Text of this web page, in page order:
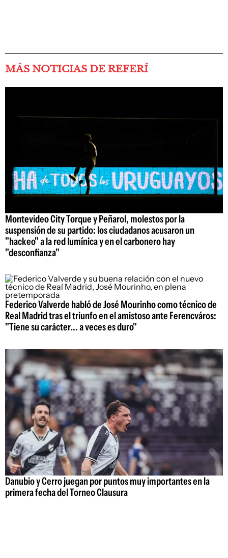
MÁS NOTICIAS DE REFERÍ
Montevideo City Torque y Peñarol, molestos por la
suspensión de su partido: los ciudadanos acusaron un
"hackeo" a la red lumínica y en el carbonero hay
"desconfianza"
Federico Valverde habló de José Mourinho como técnico de
Real Madrid tras el triunfo en el amistoso ante Ferencváros:
"Tiene su carácter... a veces es duro"
Danubio y Cerro juegan por puntos muy importantes en la
primera fecha del Torneo Clausura